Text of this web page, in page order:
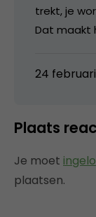
trekt, je
Dat maakt
24
Plaats
Je moet
plaatsen.